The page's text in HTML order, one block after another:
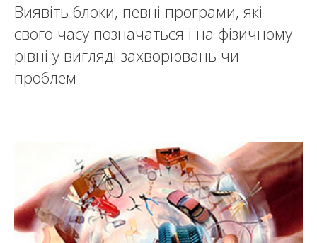
Виявіть блоки, певні програми, які
свого часу позначаться і на фізичному
рівні у вигляді захворювань чи
проблем